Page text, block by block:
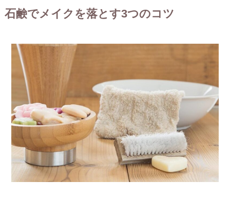
石鹸でメイクを落とす3つのコツ